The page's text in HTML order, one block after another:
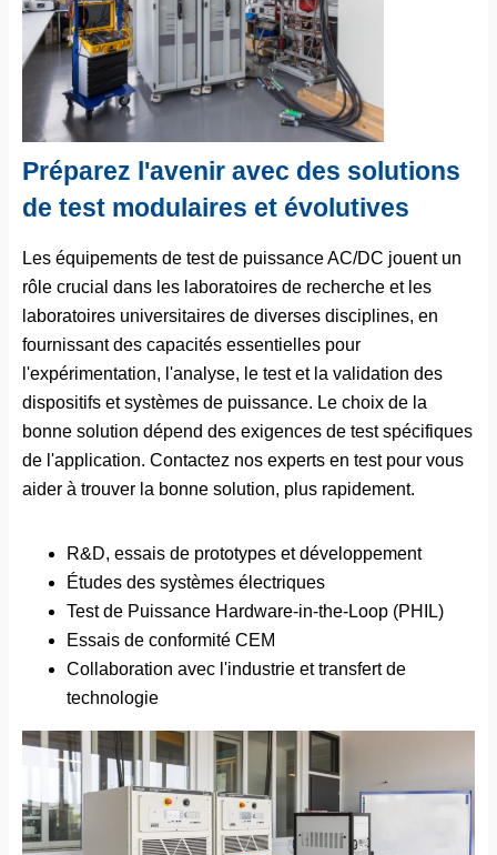
Préparez l'avenir avec des solutions
de test modulaires et évolutives
Les équipements de test de puissance AC/DC jouent un
rôle crucial dans les laboratoires de recherche et les
laboratoires universitaires de diverses disciplines, en
fournissant des capacités essentielles pour
l'expérimentation, l'analyse, le test et la validation des
dispositifs et systèmes de puissance. Le choix de la
bonne solution dépend des exigences de test spécifiques
de l'application. Contactez nos experts en test pour vous
aider à trouver la bonne solution, plus rapidement.
R&D, essais de prototypes et développement
Études des systèmes électriques
Test de Puissance Hardware-in-the-Loop (PHIL)
Essais de conformité CEM
Collaboration avec l'industrie et transfert de
technologie